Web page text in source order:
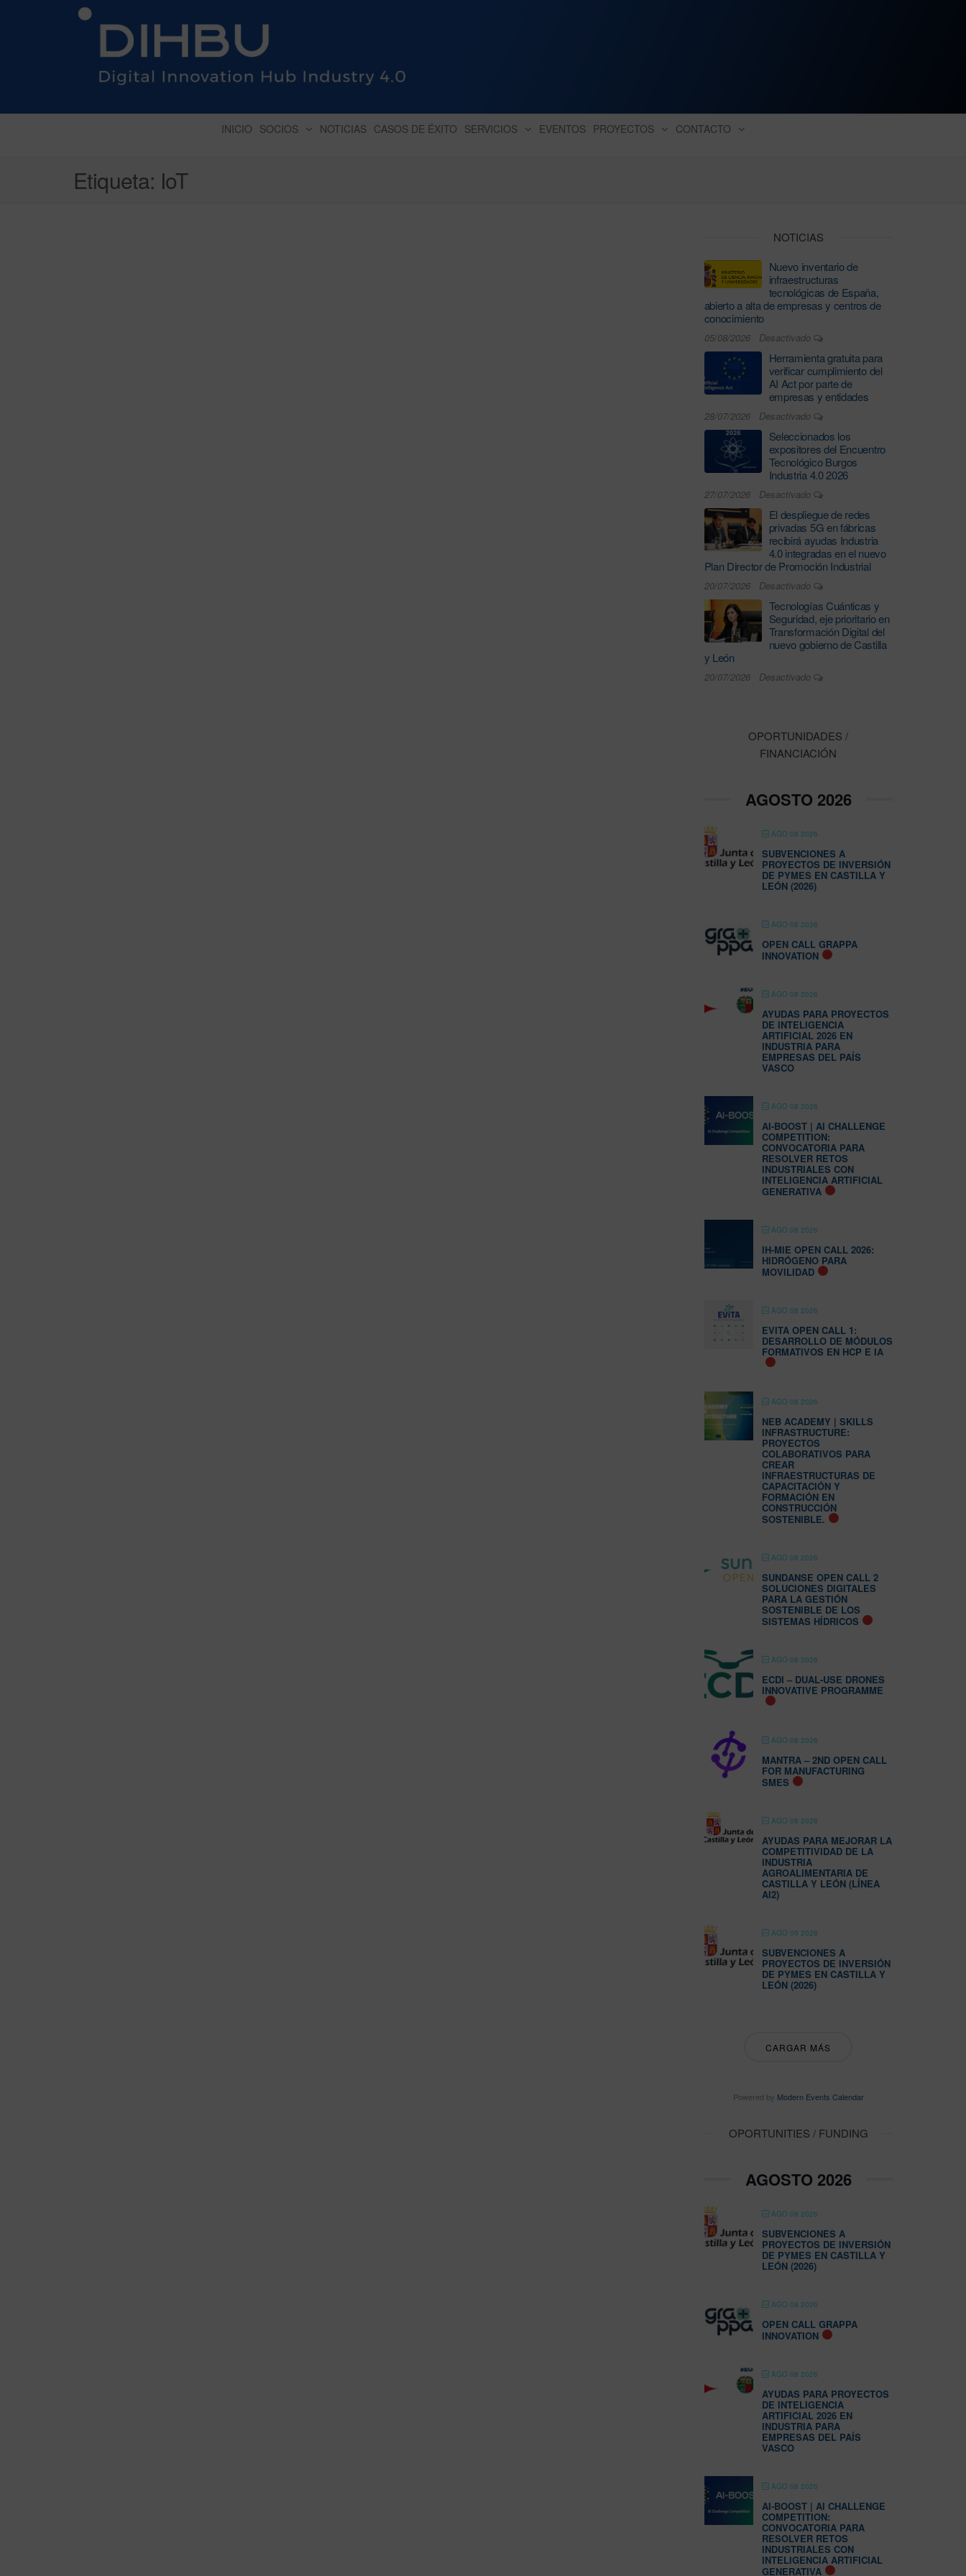
DIGITAL INNOVATION HUB INDUSTRY 4.0
INICIO SOCIOS NOTICIAS CASOS DE ÉXITO SERVICIOS EVENTOS PROYECTOS CONTACTO
Etiqueta: IoT
NOTICIAS
Nuevo inventario de
infraestructuras
tecnológicas de España,
abierto a alta de empresas y centros de
conocimiento
05/08/2026 Desactivado
Herramienta gratuita para
verificar cumplimiento del
AI Act por parte de
empresas y entidades
28/07/2026 Desactivado
Seleccionados los
expositores del Encuentro
Tecnológico Burgos
Industria 4.0 2026
27/07/2026 Desactivado
El despliegue de redes
privadas 5G en fábricas
recibirá ayudas Industria
4.0 integradas en el nuevo
Plan Director de Promoción Industrial
20/07/2026 Desactivado
Tecnologías Cuánticas y
Seguridad, eje prioritario en
Transformación Digital del
nuevo gobierno de Castilla
y León
20/07/2026 Desactivado
OPORTUNIDADES /
FINANCIACIÓN
AGOSTO 2026
AGO 08 2026
SUBVENCIONES A
PROYECTOS DE INVERSIÓN
DE PYMES EN CASTILLA Y
LEÓN (2026)
AGO 08 2026
OPEN CALL GRAPPA
INNOVATION
AGO 08 2026
AYUDAS PARA PROYECTOS
DE INTELIGENCIA
ARTIFICIAL 2026 EN
INDUSTRIA PARA
EMPRESAS DEL PAÍS
VASCO
AGO 08 2026
AI-BOOST | AI CHALLENGE
COMPETITION:
CONVOCATORIA PARA
RESOLVER RETOS
INDUSTRIALES CON
INTELIGENCIA ARTIFICIAL
GENERATIVA
AGO 08 2026
IH-MIE OPEN CALL 2026:
HIDRÓGENO PARA
MOVILIDAD
AGO 08 2026
EVITA OPEN CALL 1:
DESARROLLO DE MÓDULOS
FORMATIVOS EN HCP E IA
AGO 08 2026
NEB ACADEMY | SKILLS
INFRASTRUCTURE:
PROYECTOS
COLABORATIVOS PARA
CREAR
INFRAESTRUCTURAS DE
CAPACITACIÓN Y
FORMACIÓN EN
CONSTRUCCIÓN
SOSTENIBLE.
AGO 08 2026
SUNDANSE OPEN CALL 2
SOLUCIONES DIGITALES
PARA LA GESTIÓN
SOSTENIBLE DE LOS
SISTEMAS HÍDRICOS
AGO 08 2026
ECDI – DUAL-USE DRONES
INNOVATIVE PROGRAMME
AGO 08 2026
MANTRA – 2ND OPEN CALL
FOR MANUFACTURING
SMES
AGO 08 2026
AYUDAS PARA MEJORAR LA
COMPETITIVIDAD DE LA
INDUSTRIA
AGROALIMENTARIA DE
CASTILLA Y LEÓN (LÍNEA
AI2)
AGO 09 2026
SUBVENCIONES A
PROYECTOS DE INVERSIÓN
DE PYMES EN CASTILLA Y
LEÓN (2026)
CARGAR MÁS
Powered by Modern Events Calendar
OPORTUNITIES / FUNDING
AGOSTO 2026
AGO 08 2026
SUBVENCIONES A
PROYECTOS DE INVERSIÓN
DE PYMES EN CASTILLA Y
LEÓN (2026)
AGO 08 2026
OPEN CALL GRAPPA
INNOVATION
AGO 08 2026
AYUDAS PARA PROYECTOS
DE INTELIGENCIA
ARTIFICIAL 2026 EN
INDUSTRIA PARA
EMPRESAS DEL PAÍS
VASCO
AGO 08 2026
AI-BOOST | AI CHALLENGE
COMPETITION:
CONVOCATORIA PARA
RESOLVER RETOS
INDUSTRIALES CON
INTELIGENCIA ARTIFICIAL
GENERATIVA